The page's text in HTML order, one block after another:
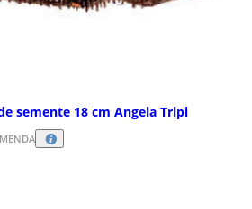
semente 18 cm Angela Tripi